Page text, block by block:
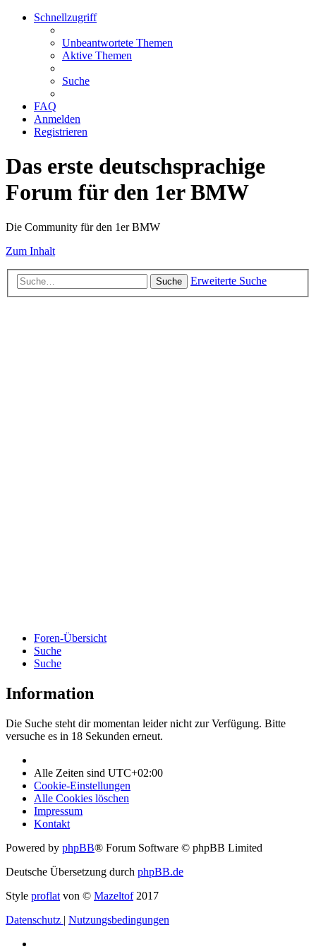
Schnellzugriff
Unbeantwortete Themen
Aktive Themen
Suche
FAQ
Anmelden
Registrieren
Das erste deutschsprachige
Forum für den 1er BMW
Die Community für den 1er BMW
Zum Inhalt
Suche Erweiterte Suche
Foren-Übersicht
Suche
Suche
Information
Die Suche steht dir momentan leider nicht zur Verfügung. Bitte
versuche es in 18 Sekunden erneut.
Alle Zeiten sind UTC+02:00
Cookie-Einstellungen
Alle Cookies löschen
Impressum
Kontakt
Powered by phpBB® Forum Software © phpBB Limited
Deutsche Übersetzung durch phpBB.de
Style proflat von © Mazeltof2017
Datenschutz | Nutzungsbedingungen